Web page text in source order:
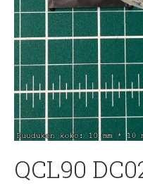
QCL90